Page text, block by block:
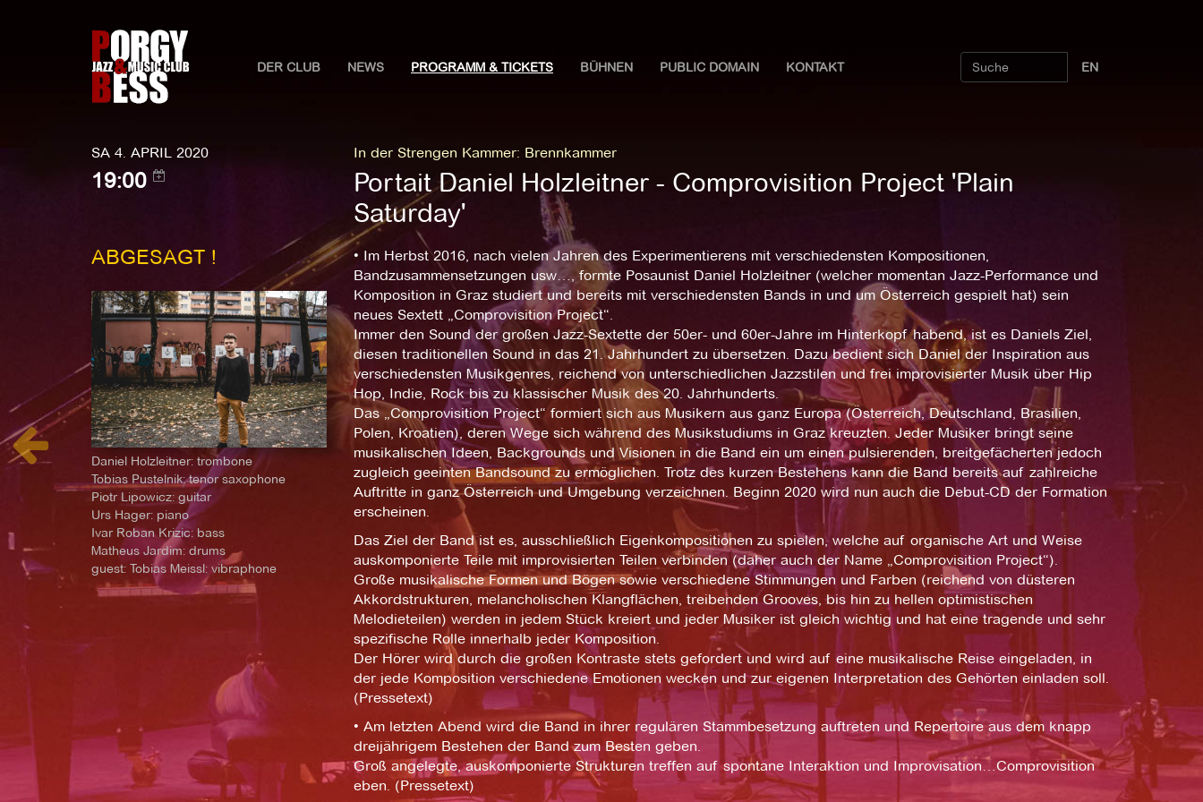
DER CLUB NEWS PROGRAMM & TICKETS BÜHNEN PUBLIC DOMAIN KONTAKT EN
SA 4. APRIL 2020
19:00
In der Strengen Kammer: Brennkammer
Portait Daniel Holzleitner - Comprovisition Project 'Plain
Saturday'
ABGESAGT !
Daniel Holzleitner: trombone
Tobias Pustelnik: tenor saxophone
Piotr Lipowicz: guitar
Urs Hager: piano
Ivar Roban Krizic: bass
Matheus Jardim: drums
guest: Tobias Meissl: vibraphone
• Im Herbst 2016, nach vielen Jahren des Experimentierens mit verschiedensten Kompositionen,
Bandzusammensetzungen usw…, formte Posaunist Daniel Holzleitner (welcher momentan Jazz-Performance und
Komposition in Graz studiert und bereits mit verschiedensten Bands in und um Österreich gespielt hat) sein
neues Sextett „Comprovisition Project“.
Immer den Sound der großen Jazz-Sextette der 50er- und 60er-Jahre im Hinterkopf habend, ist es Daniels Ziel,
diesen traditionellen Sound in das 21. Jahrhundert zu übersetzen. Dazu bedient sich Daniel der Inspiration aus
verschiedensten Musikgenres, reichend von unterschiedlichen Jazzstilen und frei improvisierter Musik über Hip
Hop, Indie, Rock bis zu klassischer Musik des 20. Jahrhunderts.
Das „Comprovisition Project“ formiert sich aus Musikern aus ganz Europa (Österreich, Deutschland, Brasilien,
Polen, Kroatien), deren Wege sich während des Musikstudiums in Graz kreuzten. Jeder Musiker bringt seine
musikalischen Ideen, Backgrounds und Visionen in die Band ein um einen pulsierenden, breitgefächerten jedoch
zugleich geeinten Bandsound zu ermöglichen. Trotz des kurzen Bestehens kann die Band bereits auf zahlreiche
Auftritte in ganz Österreich und Umgebung verzeichnen. Beginn 2020 wird nun auch die Debut-CD der Formation
erscheinen.
Das Ziel der Band ist es, ausschließlich Eigenkompositionen zu spielen, welche auf organische Art und Weise
auskomponierte Teile mit improvisierten Teilen verbinden (daher auch der Name „Comprovisition Project“).
Große musikalische Formen und Bögen sowie verschiedene Stimmungen und Farben (reichend von düsteren
Akkordstrukturen, melancholischen Klangflächen, treibenden Grooves, bis hin zu hellen optimistischen
Melodieteilen) werden in jedem Stück kreiert und jeder Musiker ist gleich wichtig und hat eine tragende und sehr
spezifische Rolle innerhalb jeder Komposition.
Der Hörer wird durch die großen Kontraste stets gefordert und wird auf eine musikalische Reise eingeladen, in
der jede Komposition verschiedene Emotionen wecken und zur eigenen Interpretation des Gehörten einladen soll.
(Pressetext)
• Am letzten Abend wird die Band in ihrer regulären Stammbesetzung auftreten und Repertoire aus dem knapp
dreijährigem Bestehen der Band zum Besten geben.
Groß angelegte, auskomponierte Strukturen treffen auf spontane Interaktion und Improvisation…Comprovisition
eben. (Pressetext)